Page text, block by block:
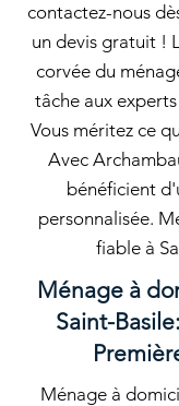
contactez-nous
un devis gratuit !
corvée du
tâche aux
Vous méritez ce
Avec
bénéficient
personnalisée.
fiable à
Ménage à
Saint-
Ménage à